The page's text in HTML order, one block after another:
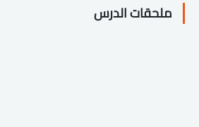
ملحقات الدرس